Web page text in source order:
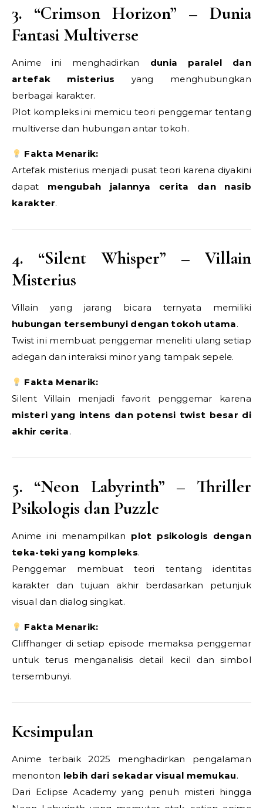
3. “Crimson Horizon” – Dunia
Fantasi Multiverse
Anime ini menghadirkan dunia paralel dan
artefak misterius yang menghubungkan
berbagai karakter.
Plot kompleks ini memicu teori penggemar tentang
multiverse dan hubungan antar tokoh.
Fakta Menarik:
Artefak misterius menjadi pusat teori karena diyakini
dapat mengubah jalannya cerita dan nasib
karakter.
4. “Silent Whisper” – Villain
Misterius
Villain yang jarang bicara ternyata memiliki
hubungan tersembunyi dengan tokoh utama.
Twist ini membuat penggemar meneliti ulang setiap
adegan dan interaksi minor yang tampak sepele.
Fakta Menarik:
Silent Villain menjadi favorit penggemar karena
misteri yang intens dan potensi twist besar di
akhir cerita.
5. “Neon Labyrinth” – Thriller
Psikologis dan Puzzle
Anime ini menampilkan plot psikologis dengan
teka-teki yang kompleks.
Penggemar membuat teori tentang identitas
karakter dan tujuan akhir berdasarkan petunjuk
visual dan dialog singkat.
Fakta Menarik:
Cliffhanger di setiap episode memaksa penggemar
untuk terus menganalisis detail kecil dan simbol
tersembunyi.
Kesimpulan
Anime terbaik 2025 menghadirkan pengalaman
menonton lebih dari sekadar visual memukau.
Dari Eclipse Academy yang penuh misteri hingga